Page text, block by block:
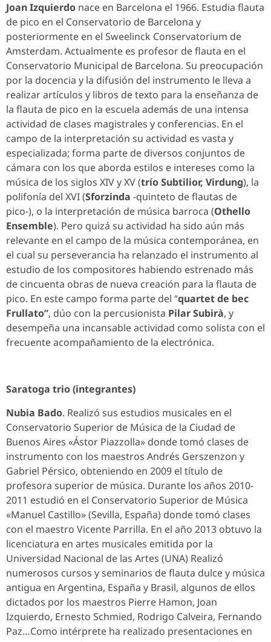
Joan Izquierdo nace en Barcelona el 1966. Estudia flauta
de pico en el Conservatorio de Barcelona y
posteriormente en el Sweelinck Conservatorium de
Amsterdam. Actualmente es profesor de flauta en el
Conservatorio Municipal de Barcelona. Su preocupación
por la docencia y la difusión del instrumento le lleva a
realizar artículos y libros de texto para la enseñanza de
la flauta de pico en la escuela además de una intensa
actividad de clases magistrales y conferencias. En el
campo de la interpretación su actividad es vasta y
especializada; forma parte de diversos conjuntos de
cámara con los que aborda estilos e intereses como la
música de los siglos XIV y XV (trío Subtilior, Virdung), la
polifonía del XVI (Sforzinda -quinteto de flautas de
pico-), o la interpretación de música barroca (Othello
Ensemble). Pero quizá su actividad ha sido aún más
relevante en el campo de la música contemporánea, en
el cual su perseverancia ha relanzado el instrumento al
estudio de los compositores habiendo estrenado más
de cincuenta obras de nueva creación para la flauta de
pico. En este campo forma parte del “quartet de bec
Frullato”, dúo con la percusionista Pilar Subirà, y
desempeña una incansable actividad como solista con el
frecuente acompañamiento de la electrónica.
Saratoga trio (integrantes)
Nubia Bado. Realizó sus estudios musicales en el
Conservatorio Superior de Música de la Ciudad de
Buenos Aires «Ástor Piazzolla» donde tomó clases de
instrumento con los maestros Andrés Gerszenzon y
Gabriel Pérsico, obteniendo en 2009 el título de
profesora superior de música. Durante los años 2010-
2011 estudió en el Conservatorio Superior de Música
«Manuel Castillo» (Sevilla, España) donde tomó clases
con el maestro Vicente Parrilla. En el año 2013 obtuvo la
licenciatura en artes musicales emitida por la
Universidad Nacional de las Artes (UNA) Realizó
numerosos cursos y seminarios de flauta dulce y música
antigua en Argentina, España y Brasil, algunos de ellos
dictados por los maestros Pierre Hamon, Joan
Izquierdo, Ernesto Schmied, Rodrigo Calveira, Fernando
Paz…Como intérprete ha realizado presentaciones en